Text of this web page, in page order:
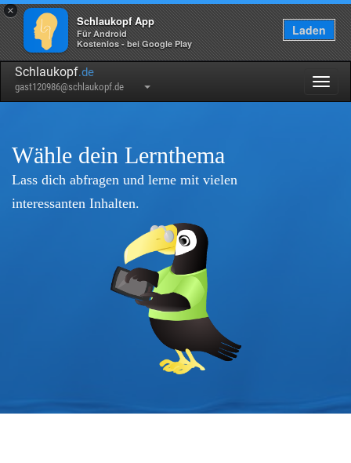
×
Schlaukopf App
Für Android
Kostenlos - bei Google Play
Laden
Schlaukopf.de
gast120986@schlaukopf.de
Wähle dein Lernthema
Lass dich abfragen und lerne mit vielen
interessanten Inhalten.